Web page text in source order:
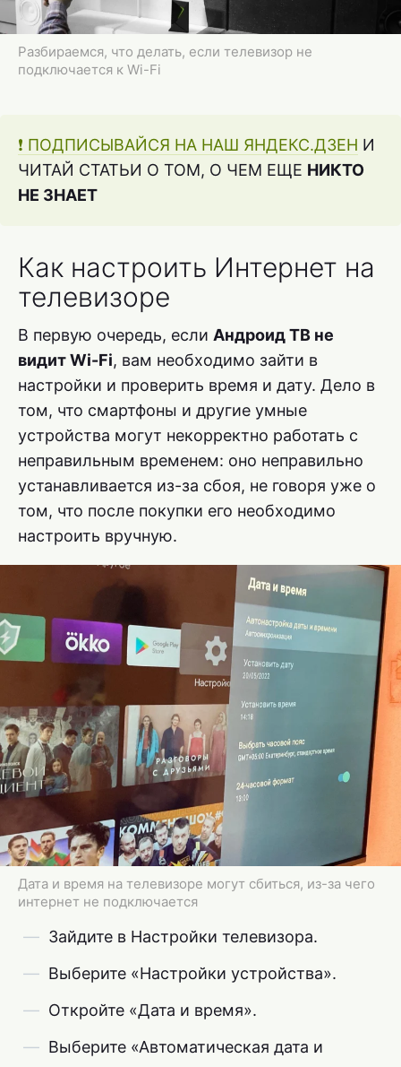
Разбираемся, что делать, если телевизор не
подключается к Wi-Fi
❗️ ПОДПИСЫВАЙСЯ НА НАШ ЯНДЕКС.ДЗЕН И
ЧИТАЙ СТАТЬИ О ТОМ, О ЧЕМ ЕЩЕ НИКТО
НЕ ЗНАЕТ
Как настроить Интернет на
телевизоре
В первую очередь, если Андроид ТВ не
видит Wi-Fi, вам необходимо зайти в
настройки и проверить время и дату. Дело в
том, что смартфоны и другие умные
устройства могут некорректно работать с
неправильным временем: оно неправильно
устанавливается из-за сбоя, не говоря уже о
том, что после покупки его необходимо
настроить вручную.
Дата и время на телевизоре могут сбиться, из-за чего
интернет не подключается
Зайдите в Настройки телевизора.
Выберите «Настройки устройства».
Откройте «Дата и время».
Выберите «Автоматическая дата и